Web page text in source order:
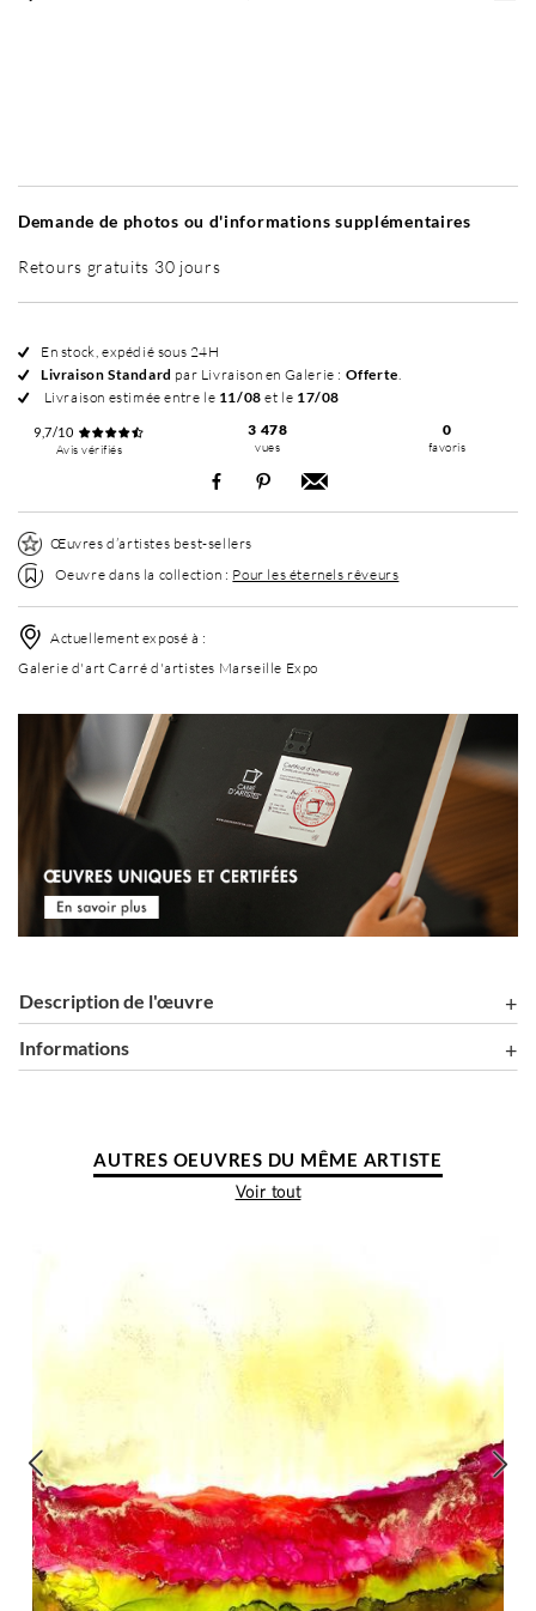
Demande de photos ou d'informations supplémentaires
Retours gratuits 30 jours
En stock, expédié sous 24H
Livraison Standard par Livraison en Galerie : Offerte.
Livraison estimée entre le 11/08 et le 17/08
9,7/10
Avis vérifiés
3 478
vues
0
favoris
Œuvres d’artistes best-sellers
Oeuvre dans la collection : Pour les éternels rêveurs
Actuellement exposé à :
Galerie d'art Carré d'artistes Marseille Expo
Description de l'œuvre
Informations
AUTRES OEUVRES DU MÊME ARTISTE
Voir tout